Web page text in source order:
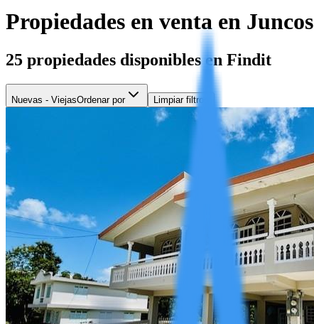
Propiedades en venta en Juncos
25 propiedades disponibles en Findit
Nuevas - ViejasOrdenar por Limpiar filtros